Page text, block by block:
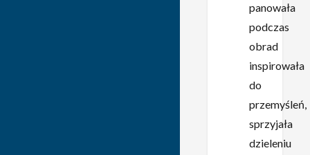
panowała
podczas
obrad
inspirowała
do
przemyśleń,
sprzyjała
dzieleniu